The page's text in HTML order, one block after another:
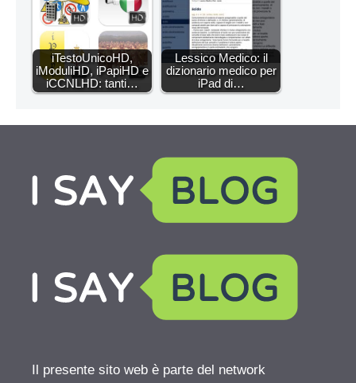
iTestoUnicoHD,
iModuliHD, iPapiHD e
iCCNLHD: tanti…
Lessico Medico: il
dizionario medico per
iPad di…
Il presente sito web è parte del network